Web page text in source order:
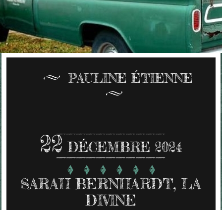
PAULINE ÉTIENNE
22 DÉCEMBRE 2024
SARAH BERNHARDT, LA
DIVINE